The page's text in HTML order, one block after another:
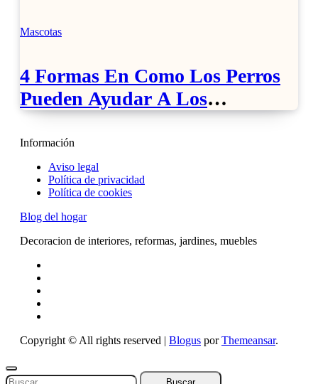
Mascotas
4 Formas En Como Los Perros
Pueden Ayudar A Los
Discapacitados
Información
Aviso legal
Política de privacidad
Política de cookies
Blog del hogar
Decoracion de interiores, reformas, jardines, muebles
Copyright © All rights reserved | Blogus porThemeansar.
Buscar: